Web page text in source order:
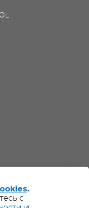
ООО. Все права
.
с